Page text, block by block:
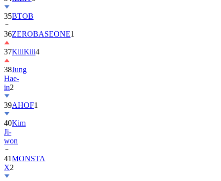
36ZEROBASEONE
37KiiiKiii4
38Jung
Hae-
in2
39AHOF
40Kim
Ji-
won
41MONSTA
X
42LE
SSERAFIM